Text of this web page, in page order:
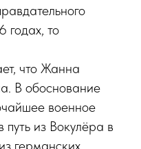
то
что Жанна
В обоснование
военное
путь из Вокулёра в
германских